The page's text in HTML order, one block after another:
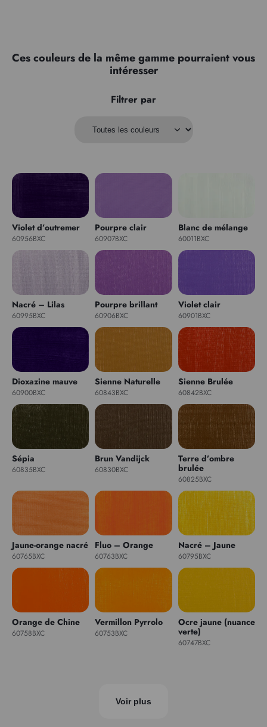
Ces couleurs de la même gamme pourraient vous
intéresser
Filtrer par
Violet d’outremer
60956BXC
Pourpre clair
60907BXC
Blanc de mélange
60011BXC
Nacré – Lilas
60995BXC
Pourpre brillant
60906BXC
Violet clair
60901BXC
Dioxazine mauve
60900BXC
Sienne Naturelle
60843BXC
Sienne Brulée
60842BXC
Sépia
60835BXC
Brun Vandijck
60830BXC
Terre d’ombre
brulée
60825BXC
Jaune-orange nacré
60765BXC
Fluo – Orange
60763BXC
Nacré – Jaune
60795BXC
Orange de Chine
60758BXC
Vermillon Pyrrolo
60753BXC
Ocre jaune (nuance
verte)
60747BXC
Voir plus